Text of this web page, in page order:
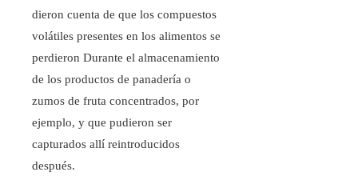
dieron cuenta de que los compuestos
volátiles presentes en los alimentos se
perdieron Durante el almacenamiento
de los productos de panadería o
zumos de fruta concentrados, por
ejemplo, y que pudieron ser
capturados allí reintroducidos
después.